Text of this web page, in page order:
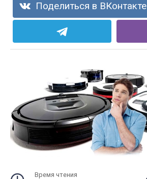
Поделиться в ВКонтакте
Время чтения